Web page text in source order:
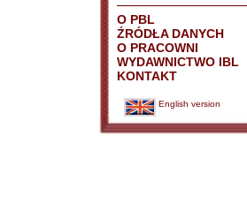
O PBL
ŹRÓDŁA DANYCH
O PRACOWNI
WYDAWNICTWO IBL
KONTAKT
English version